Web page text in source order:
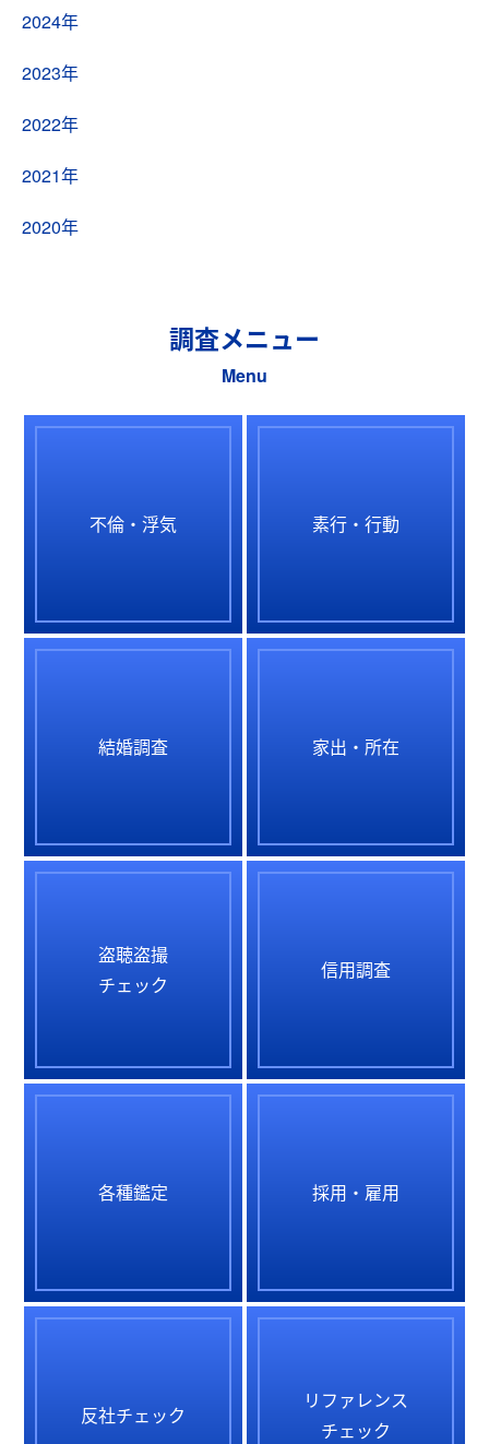
2024年
2023年
2022年
2021年
2020年
調査メニュー
Menu
不倫・浮気 素行・行動
結婚調査 家出・所在
盗聴盗撮
チェック
信用調査
各種鑑定 採用・雇用
反社チェック
リファレンス
チェック